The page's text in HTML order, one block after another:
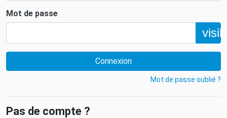
Mot de passe
Connexion
Mot de passe oublié ?
Pas de compte ?